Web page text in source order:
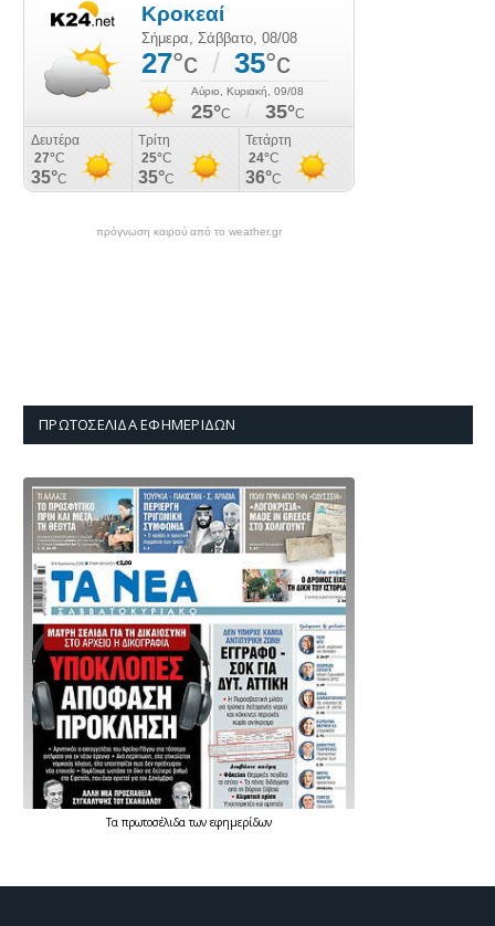
πρόγνωση καιρού από το weather.gr
ΠΡΩΤΟΣΈΛΙΔΑ ΕΦΗΜΕΡΊΔΩΝ
Τα πρωτοσέλιδατων εφημερίδων